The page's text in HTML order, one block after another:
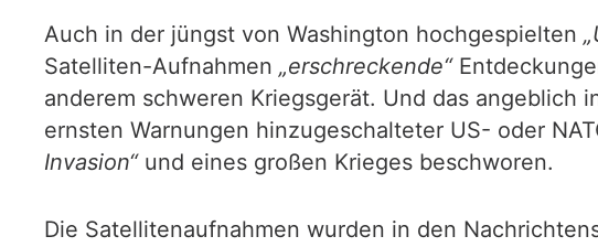
Auch in der jüngst von Washington hochgespielten
Satelliten-Aufnahmen „erschreckende“
anderem schweren Kriegsgerät. Und das angeblich
ernsten Warnungen hinzugeschalteter US- oder
Invasion“und eines großen Krieges beschworen.
Die Satellitenaufnahmen wurden in den